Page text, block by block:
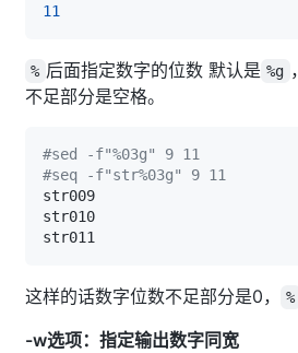
11
% 后面指定数字的位数 默认是 %g ，
不足部分是空格。
#sed -f"%03g" 9 11
#seq -f"str%03g" 9 11
这样的话数字位数不足部分是0， %
-w选项：指定输出数字同宽